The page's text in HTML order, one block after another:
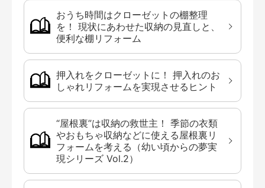
おうち時間はクローゼットの棚整理
を！ 現状にあわせた収納の見直しと、
便利な棚リフォーム
押入れをクローゼットに！ 押入れのお
しゃれリフォームを実現させるヒント
“屋根裏”は収納の救世主！ 季節の衣類
やおもちゃ収納などに使える屋根裏リ
フォームを考える（幼い頃からの夢実
現シリーズ Vol.2）